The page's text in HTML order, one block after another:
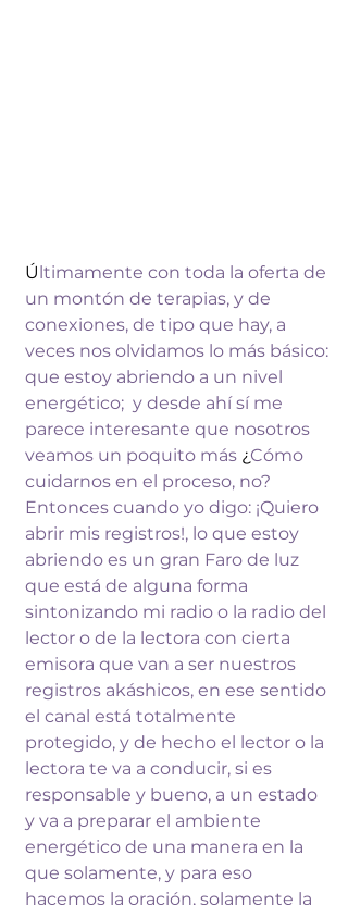
Últimamente con toda la oferta de
un montón de terapias, y de
conexiones, de tipo que hay, a
veces nos olvidamos lo más básico:
que estoy abriendo a un nivel
energético;  y desde ahí sí me
parece interesante que nosotros
veamos un poquito más ¿Cómo
cuidarnos en el proceso, no?
Entonces cuando yo digo: ¡Quiero
abrir mis registros!, lo que estoy
abriendo es un gran Faro de luz
que está de alguna forma
sintonizando mi radio o la radio del
lector o de la lectora con cierta
emisora que van a ser nuestros
registros akáshicos, en ese sentido
el canal está totalmente
protegido, y de hecho el lector o la
lectora te va a conducir, si es
responsable y bueno, a un estado
y va a preparar el ambiente
energético de una manera en la
que solamente, y para eso
hacemos la oración, solamente la